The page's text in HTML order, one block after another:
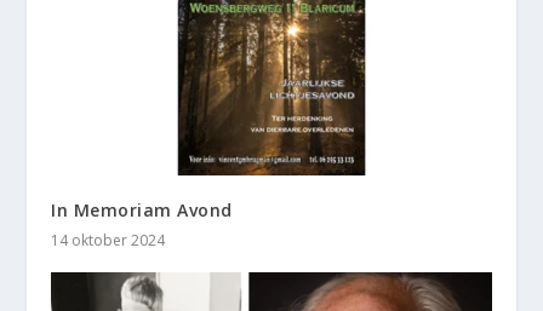
In Memoriam Avond
14 oktober 2024